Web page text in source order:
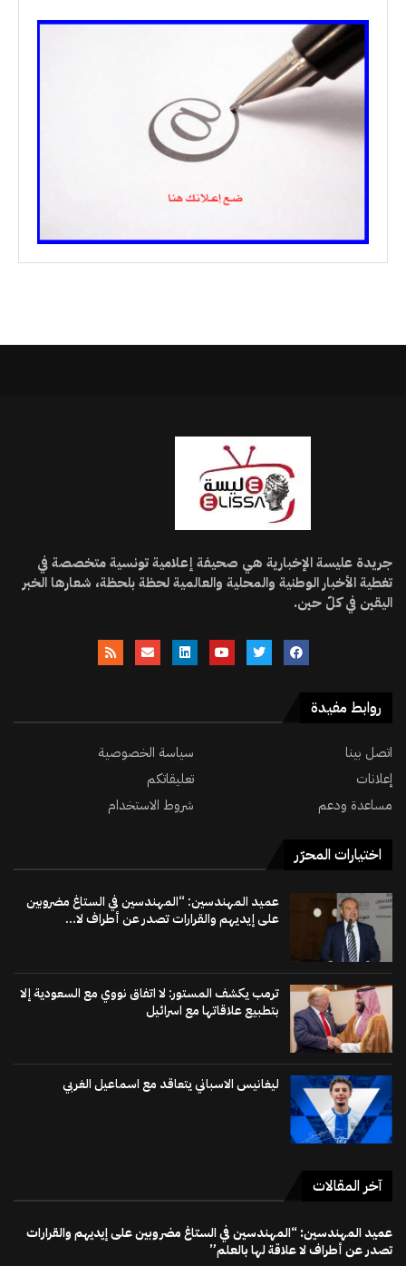
جريدة عليسة الإخبارية هي صحيفة إعلامية تونسية متخصصة في
تغطية الأخبار الوطنية والمحلية والعالمية لحظة بلحظة، شعارها الخبر
اليقين في كلّ حين.
روابط مفيدة
اتصل بينا
سياسة الخصوصية
إعلانات
تعليقاتكم
مساعدة ودعم
شروط الاستخدام
اختيارات المحرّر
عميد المهندسين: “المهندسين في الستاغ مضروبين
على إيديهم والقرارات تصدر عن أطراف لا...
ترمب يكشف المستور: لا اتفاق نووي مع السعودية إلا
بتطبيع علاقاتها مع اسرائيل
ليغانيس الاسباني يتعاقد مع اسماعيل الغربي
آخر المقالات
عميد المهندسين: “المهندسين في الستاغ مضروبين على إيديهم والقرارات
تصدر عن أطراف لا علاقة لها بالعلم”